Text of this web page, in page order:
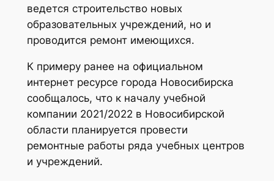
ведется строительство новых
образовательных учреждений, но и
проводится ремонт имеющихся.
К примеру ранее на официальном
интернет ресурсе города Новосибирска
сообщалось, что к началу учебной
компании 2021/2022 в Новосибирской
области планируется провести
ремонтные работы ряда учебных центров
и учреждений.